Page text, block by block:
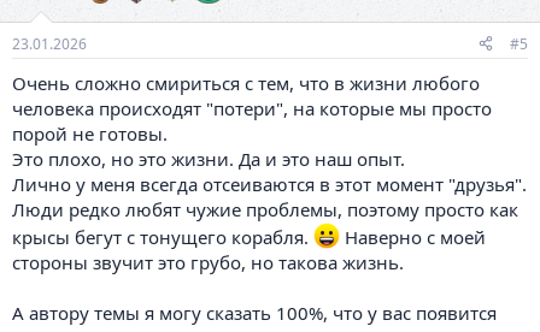
23.01.2026 #5
Очень сложно смириться с тем, что в жизни любого
человека происходят "потери", на которые мы просто
порой не готовы.
Это плохо, но это жизни. Да и это наш опыт.
Лично у меня всегда отсеиваются в этот момент "друзья".
Люди редко любят чужие проблемы, поэтому просто как
крысы бегут с тонущего корабля.
Наверно с моей
стороны звучит это грубо, но такова жизнь.
А автору темы я могу сказать 100%, что у вас появится